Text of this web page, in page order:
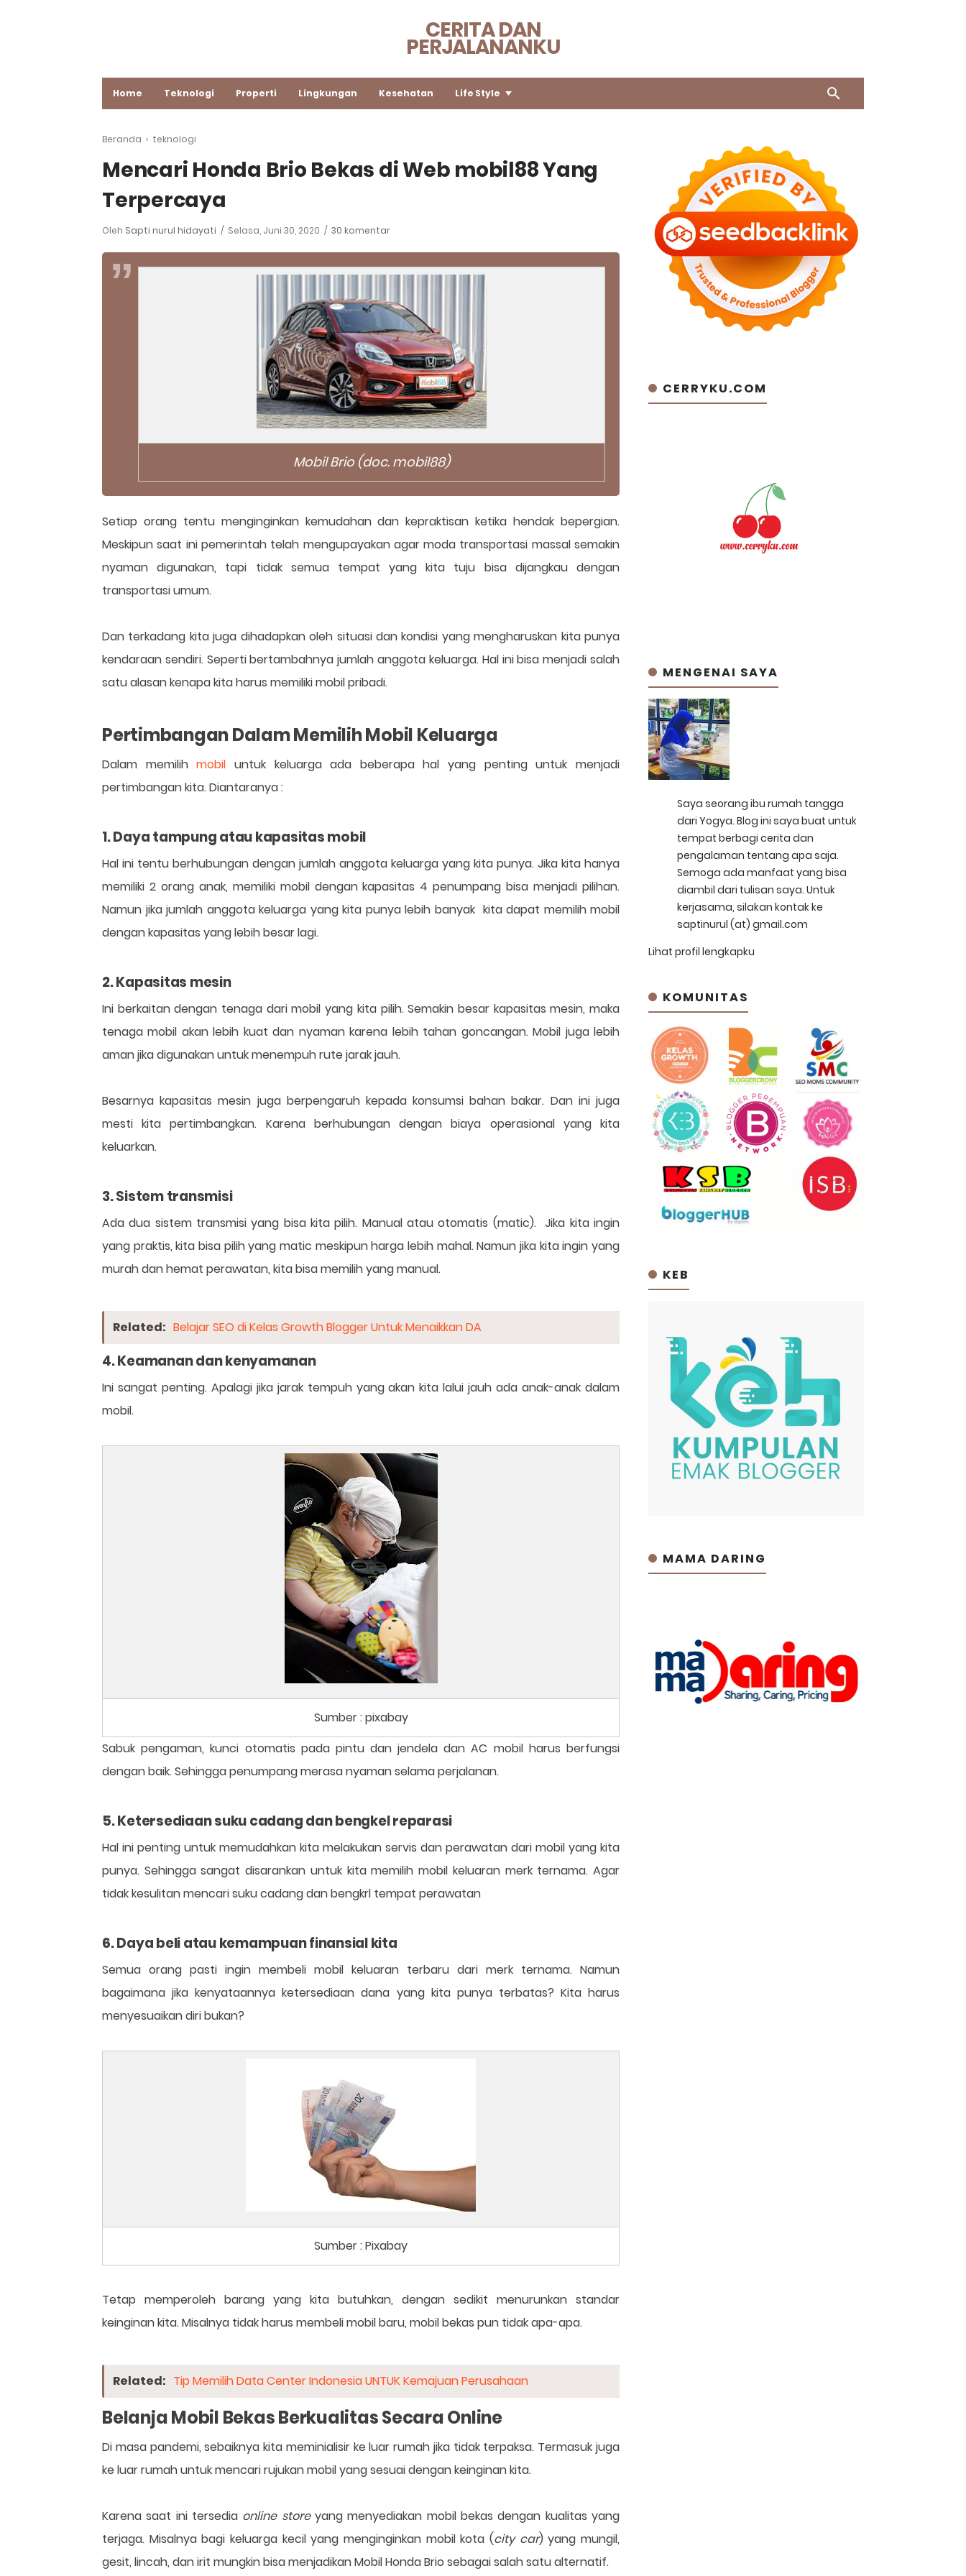
CERITA DAN
PERJALANANKU
Home Teknologi Properti Lingkungan Kesehatan Life Style
Beranda › teknologi
Mencari Honda Brio Bekas di Web mobil88 Yang
Terpercaya
Oleh Sapti nurul hidayati Selasa, Juni 30, 2020 30 komentar
Mobil Brio (doc. mobil88)
Setiap orang tentu menginginkan kemudahan dan kepraktisan ketika hendak bepergian.
Meskipun saat ini pemerintah telah mengupayakan agar moda transportasi massal semakin
nyaman digunakan, tapi tidak semua tempat yang kita tuju bisa dijangkau dengan
transportasi umum.
Dan terkadang kita juga dihadapkan oleh situasi dan kondisi yang mengharuskan kita punya
kendaraan sendiri. Seperti bertambahnya jumlah anggota keluarga. Hal ini bisa menjadi salah
satu alasan kenapa kita harus memiliki mobil pribadi.
Pertimbangan Dalam Memilih Mobil Keluarga
Dalam memilihmobil untuk keluarga ada beberapa hal yang penting untuk menjadi
pertimbangan kita. Diantaranya :
1. Daya tampung atau kapasitas mobil
Hal ini tentu berhubungan dengan jumlah anggota keluarga yang kita punya. Jika kita hanya
memiliki 2 orang anak, memiliki mobil dengan kapasitas 4 penumpang bisa menjadi pilihan.
Namun jika jumlah anggota keluarga yang kita punya lebih banyak kita dapat memilih mobil
dengan kapasitas yang lebih besar lagi.
2. Kapasitas mesin
Ini berkaitan dengan tenaga dari mobil yang kita pilih. Semakin besar kapasitas mesin, maka
tenaga mobil akan lebih kuat dan nyaman karena lebih tahan goncangan. Mobil juga lebih
aman jika digunakan untuk menempuh rute jarak jauh.
Besarnya kapasitas mesin juga berpengaruh kepada konsumsi bahan bakar. Dan ini juga
mesti kita pertimbangkan. Karena berhubungan dengan biaya operasional yang kita
keluarkan.
3. Sistem transmisi
Ada dua sistem transmisi yang bisa kita pilih. Manual atau otomatis (matic). Jika kita ingin
yang praktis, kita bisa pilih yang matic meskipun harga lebih mahal. Namun jika kita ingin yang
murah dan hemat perawatan, kita bisa memilih yang manual.
Related: Belajar SEO di Kelas Growth Blogger Untuk Menaikkan DA
4. Keamanan dan kenyamanan
Ini sangat penting. Apalagi jika jarak tempuh yang akan kita lalui jauh ada anak-anak dalam
mobil.
Sumber : pixabay
Sabuk pengaman, kunci otomatis pada pintu dan jendela dan AC mobil harus berfungsi
dengan baik. Sehingga penumpang merasa nyaman selama perjalanan.
5. Ketersediaan suku cadang dan bengkel reparasi
Hal ini penting untuk memudahkan kita melakukan servis dan perawatan dari mobil yang kita
punya. Sehingga sangat disarankan untuk kita memilih mobil keluaran merk ternama. Agar
tidak kesulitan mencari suku cadang dan bengkrl tempat perawatan
6. Daya beli atau kemampuan finansial kita
Semua orang pasti ingin membeli mobil keluaran terbaru dari merk ternama. Namun
bagaimana jika kenyataannya ketersediaan dana yang kita punya terbatas? Kita harus
menyesuaikan diri bukan?
Sumber : Pixabay
Tetap memperoleh barang yang kita butuhkan, dengan sedikit menurunkan standar
keinginan kita. Misalnya tidak harus membeli mobil baru, mobil bekas pun tidak apa-apa.
Related: Tip Memilih Data Center Indonesia UNTUK Kemajuan Perusahaan
Belanja Mobil Bekas Berkualitas Secara Online
Di masa pandemi, sebaiknya kita meminialisir ke luar rumah jika tidak terpaksa. Termasuk juga
ke luar rumah untuk mencari rujukan mobil yang sesuai dengan keinginan kita.
Karena saat ini tersedia online storeyang menyediakan mobil bekas dengan kualitas yang
terjaga. Misalnya bagi keluarga kecil yang menginginkan mobil kota (city car) yang mungil,
gesit, lincah, dan irit mungkin bisa menjadikan Mobil Honda Brio sebagai salah satu alternatif.
CERRYKU.COM
MENGENAI SAYA
Saya seorang ibu rumah tangga
dari Yogya. Blog ini saya buat untuk
tempat berbagi cerita dan
pengalaman tentang apa saja.
Semoga ada manfaat yang bisa
diambil dari tulisan saya. Untuk
kerjasama, silakan kontak ke
saptinurul (at) gmail.com
Lihat profil lengkapku
KOMUNITAS
KEB
MAMA DARING